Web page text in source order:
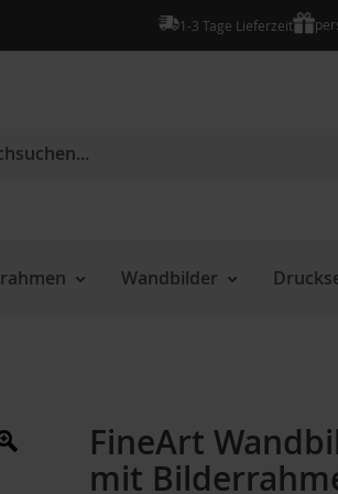
1-3 Tage Lieferzeit
Wandbilder
FineArt
mit